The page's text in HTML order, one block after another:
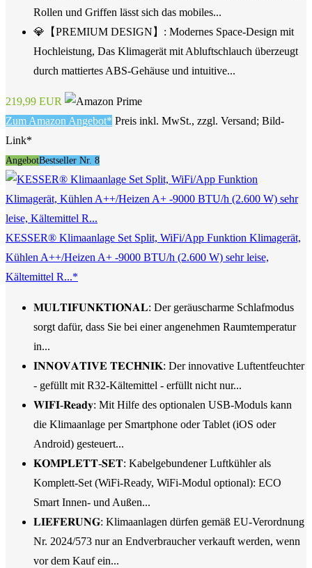
Rollen und Griffen lässt sich das mobiles...
💎【PREMIUM DESIGN】: Modernes Space-Design mit
Hochleistung, Das Klimagerät mit Abluftschlauch überzeugt
durch mattiertes ABS-Gehäuse und intuitive...
219,99 EUR
Zum Amazon Angebot* Preis inkl. MwSt., zzgl. Versand; Bild-
Link*
AngebotBestseller Nr. 8
KESSER® Klimaanlage Set Split, WiFi/App Funktion Klimagerät,
Kühlen A++/Heizen A+ -9000 BTU/h (2.600 W) sehr leise,
Kältemittel R...*
𝐌𝐔𝐋𝐓𝐈𝐅𝐔𝐍𝐊𝐓𝐈𝐎𝐍𝐀𝐋: Der geräuscharme Schlafmodus
sorgt dafür, dass Sie bei einer angenehmen Raumtemperatur
in...
𝐈𝐍𝐍𝐎𝐕𝐀𝐓𝐈𝐕𝐄 𝐓𝐄𝐂𝐇𝐍𝐈𝐊: Der innovative Luftentfeuchter
- gefüllt mit R32-Kältemittel - erfüllt nicht nur...
𝐖𝐈𝐅𝐈-𝐑𝐞𝐚𝐝𝐲: Mit Hilfe des optionalen USB-Moduls kann
die Klimaanlage per Smartphone oder Tablet (iOS oder
Android) gesteuert...
𝐊𝐎𝐌𝐏𝐋𝐄𝐓𝐓-𝐒𝐄𝐓: Kabelgebundener Luftkühler als
Komplett-Set (WiFi-Ready, WiFi-Modul optional): ECO
Smart Innen- und Außen...
𝐋𝐈𝐄𝐅𝐄𝐑𝐔𝐍𝐆: Klimaanlagen dürfen gemäß EU-Verordnung
Nr. 2024/573 nur an Endverbraucher verkauft werden, wenn
vor dem Kauf ein...